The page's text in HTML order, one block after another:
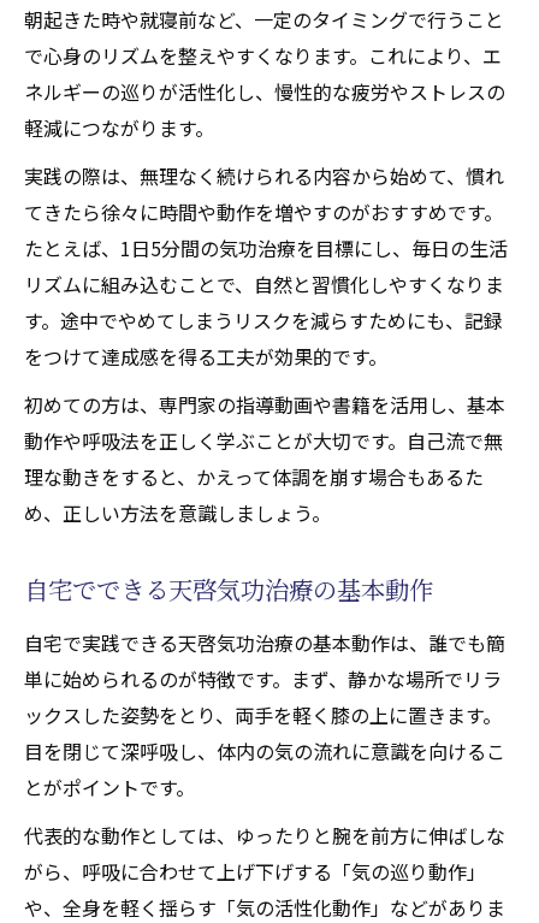
朝起きた時や就寝前など、一定のタイミングで行うこと
で心身のリズムを整えやすくなります。これにより、エ
ネルギーの巡りが活性化し、慢性的な疲労やストレスの
軽減につながります。
実践の際は、無理なく続けられる内容から始めて、慣れ
てきたら徐々に時間や動作を増やすのがおすすめです。
たとえば、1日5分間の気功治療を目標にし、毎日の生活
リズムに組み込むことで、自然と習慣化しやすくなりま
す。途中でやめてしまうリスクを減らすためにも、記録
をつけて達成感を得る工夫が効果的です。
初めての方は、専門家の指導動画や書籍を活用し、基本
動作や呼吸法を正しく学ぶことが大切です。自己流で無
理な動きをすると、かえって体調を崩す場合もあるた
め、正しい方法を意識しましょう。
自宅でできる天啓気功治療の基本動作
自宅で実践できる天啓気功治療の基本動作は、誰でも簡
単に始められるのが特徴です。まず、静かな場所でリラ
ックスした姿勢をとり、両手を軽く膝の上に置きます。
目を閉じて深呼吸し、体内の気の流れに意識を向けるこ
とがポイントです。
代表的な動作としては、ゆったりと腕を前方に伸ばしな
がら、呼吸に合わせて上げ下げする「気の巡り動作」
や、全身を軽く揺らす「気の活性化動作」などがありま